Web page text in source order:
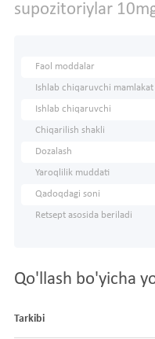
supozitoriylar
Faol moddalar
Ishlab chiqaruvchi mamlakat
Ishlab chiqaruvchi
Chiqarilish shakli
Dozalash
Yaroqlilik muddati
Qadoqdagi soni
Retsept asosida beriladi
Qo'llash bo'yicha
Tarkibi